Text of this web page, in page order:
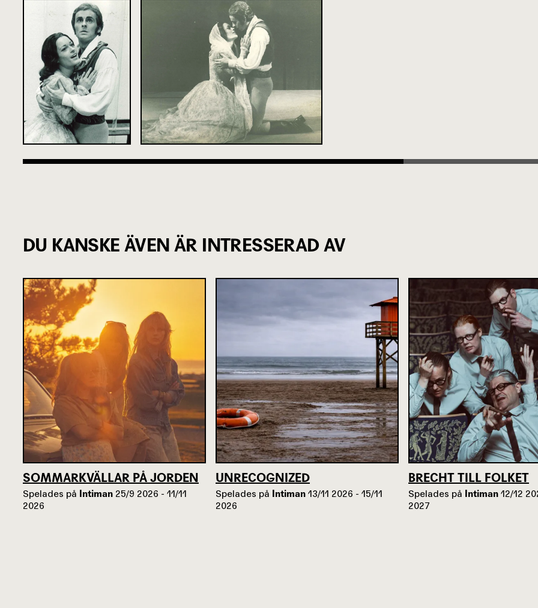
DU KANSKE ÄVEN ÄR INTRESSERAD AV
SOMMARKVÄLLAR PÅ JORDEN
Spelades på Intiman 25/9 2026 - 11/11
2026
UNRECOGNIZED
Spelades på Intiman 13/11 2026 - 15/11
2026
BRECHT TILL FOLKET
Spelades på Intiman 12/12
2027